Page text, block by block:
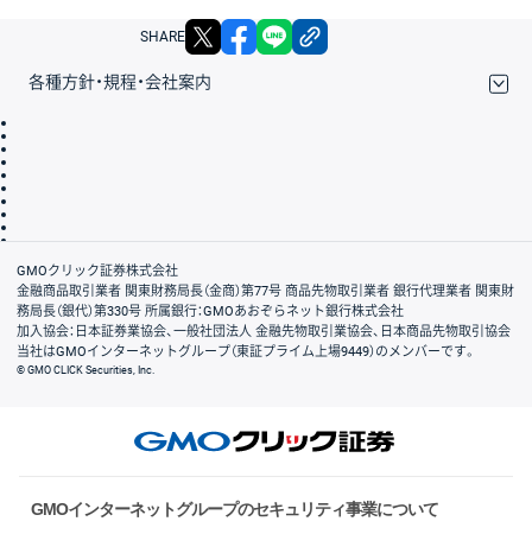
SHARE X facebook
各種方針・規程・会社案内
会社案内
GMOクリック証券株式会社
金融商品取引業者 関東財務局長（金商）第77号 商品先物取引業者 銀行代理業者 関東財
務局長（銀代）第330号 所属銀行：GMOあおぞらネット銀行株式会社
加入協会：日本証券業協会、一般社団法人 金融先物取引業協会、日本商品先物取引協会
当社はGMOインターネットグループ（東証プライム上場9449）のメンバーです。
© GMO CLICK Securities, Inc.
GMOインターネットグループのセキュリティ事業について